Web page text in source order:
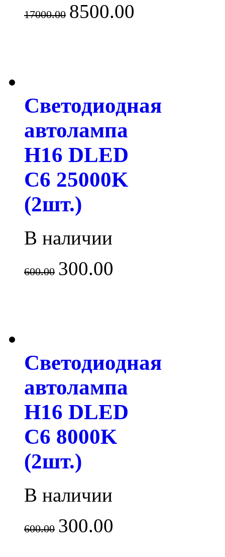
17000.00 8500.00
Светодиодная
автолампа
H16 DLED
C6 25000K
(2шт.)
В наличии
600.00 300.00
Светодиодная
автолампа
H16 DLED
C6 8000K
(2шт.)
В наличии
600.00 300.00